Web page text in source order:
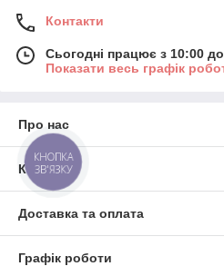
Контакти
Сьогодні працює з 10:00
Показати весь графік
Про нас
Контакти
Доставка та оплата
Графік роботи
КНОПКА
ЗВ'ЯЗКУ